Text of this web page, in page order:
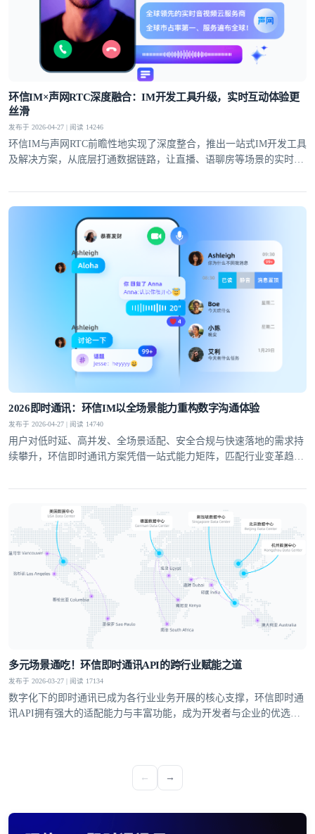
环信IM×声网RTC深度融合：IM开发工具升级，实时互动体验更
丝滑
发布于 2026-04-27 | 阅读 14246
环信IM与声网RTC前瞻性地实现了深度整合，推出一站式IM开发工具
及解决方案，从底层打通数据链路，让直播、语聊房等场景的实时互
2026即时通讯：环信IM以全场景能力重构数字沟通体验
发布于 2026-04-27 | 阅读 14740
用户对低时延、高并发、全场景适配、安全合规与快速落地的需求持
续攀升，环信即时通讯方案凭借一站式能力矩阵，匹配行业变革趋
座。
多元场景通吃！环信即时通讯API的跨行业赋能之道
发布于 2026-03-27 | 阅读 17134
数字化下的即时通讯已成为各行业业务开展的核心支撑，环信即时通
讯API拥有强大的适配能力与丰富功能，成为开发者与企业的优选方
←
→
我已阅读并同意通讯云服务条款
提交
不了，谢谢